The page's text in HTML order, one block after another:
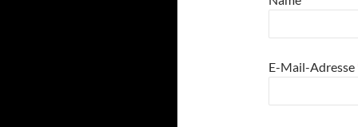
E-Mail-Adresse